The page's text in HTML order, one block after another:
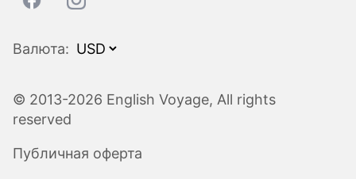
Валюта:
© 2013-2026 English Voyage, All rights
reserved
Публичная оферта